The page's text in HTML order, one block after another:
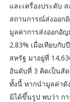
และเครื่องประดับ
สถานการณ์ส่งออก
มูลค่าการส่งออกอั
2.83% เมื่อเทียบกั
สหรัฐ มาอยู่ที่
อันดับที่ 3 คิดเป็นสั
ทั้งนี้ หากนำมูลค่าดั
มิได้ขึ้นรูป พบว่า ก